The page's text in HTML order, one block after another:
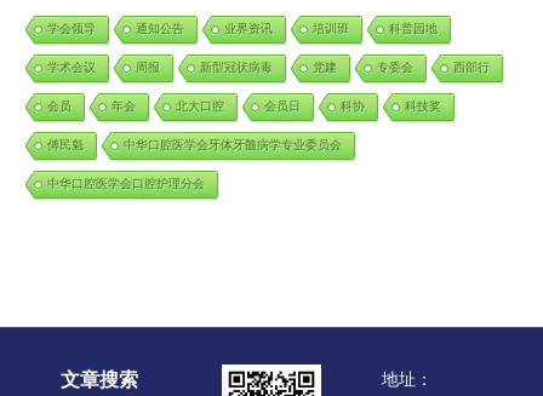
学会领导 通知公告 业界资讯 培训班 科普园地
学术会议 周报 新型冠状病毒 党建 专委会 西部行
会员 年会 北大口腔 会员日 科协 科技奖
傅民魁 中华口腔医学会牙体牙髓病学专业委员会
中华口腔医学会口腔护理分会
文章搜索
地址：